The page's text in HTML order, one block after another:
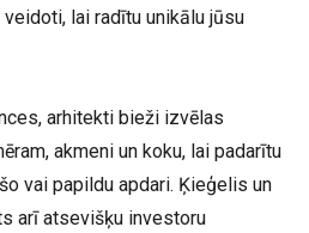
lai radītu unikālu jūsu
arhitekti bieži izvēlas
akmeni un koku, lai padarītu
vai papildu apdari. Ķieģelis un
arī atsevišķu investoru